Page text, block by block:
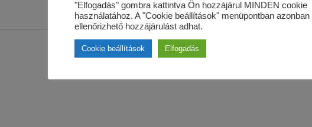
Jogi tanfolyam 2 napos
"Elfogadás" gombra kattintva Ön hozzájárul MINDEN cookie
használatához. A "Cookie beállítások" menüpontban azonban
ellenőrizhető hozzájárulást adhat.
Cookie beállítások Elfogadás